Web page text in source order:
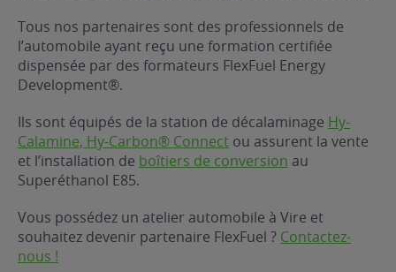
le Décalaminage
?
le Superéthanol
?
Tous nos partenaires sont des professionnels de
l’automobile ayant reçu une formation certifiée
dispensée par des formateurs FlexFuel Energy
Development®.
Ils sont équipés de la station de décalaminage Hy-
Calamine, Hy-Carbon® Connect ou assurent la vente
et l’installation de boîtiers de conversion au
Superéthanol E85.
Vous possédez un atelier automobile à Vire et
souhaitez devenir partenaire FlexFuel ? Contactez-
nous !